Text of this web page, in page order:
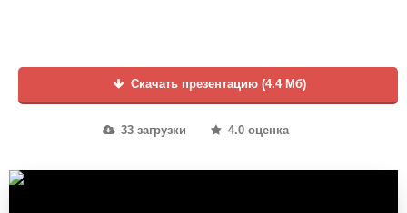
Скачать презентацию (4.4 Мб)
33 загрузки 4.0 оценка